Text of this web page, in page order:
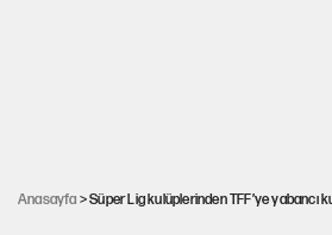
Anasayfa > Süper Lig kulüplerinden TFF’ye yabancı